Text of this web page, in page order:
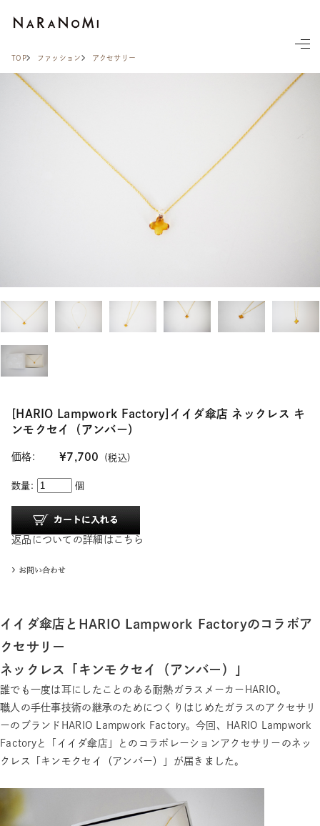
TOP ファッション アクセサリー
[HARIO Lampwork Factory]イイダ傘店 ネックレス キ
ンモクセイ（アンバー）
価格: ¥7,700 (税込)
数量: 個
返品についての詳細はこちら
イイダ傘店とHARIO Lampwork Factoryのコラボア
クセサリー
ネックレス「キンモクセイ（アンバー）」
誰でも一度は耳にしたことのある耐熱ガラスメーカーHARIO。
職人の手仕事技術の継承のためにつくりはじめたガラスのアクセサリ
ーのブランドHARIO Lampwork Factory。今回、HARIO Lampwork
Factoryと「イイダ傘店」とのコラボレーションアクセサリーのネッ
クレス「キンモクセイ（アンバー）」が届きました。